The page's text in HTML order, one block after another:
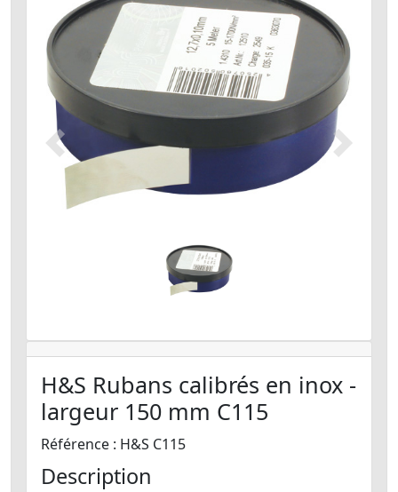
Précédent Suivant
H&S Rubans calibrés en inox -
largeur 150 mm C115
Référence : H&S C115
Description